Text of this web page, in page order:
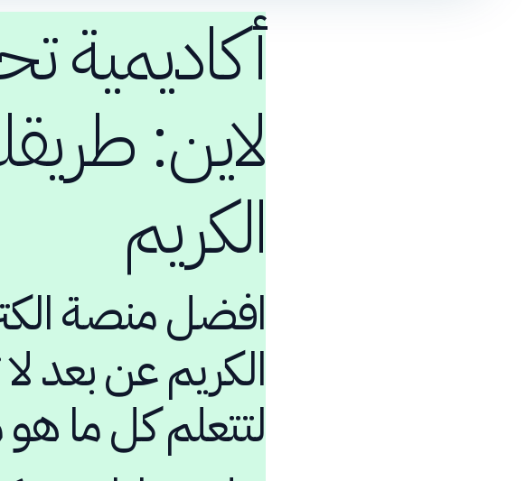
أكاديمية
لاين:
الكريم
افضل منصة
الكريم عن بعد
لتتعلم كل ما